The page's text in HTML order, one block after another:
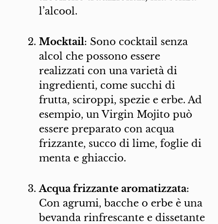
l’alcool.
Mocktail: Sono cocktail senza
alcol che possono essere
realizzati con una varietà di
ingredienti, come succhi di
frutta, sciroppi, spezie e erbe. Ad
esempio, un Virgin Mojito può
essere preparato con acqua
frizzante, succo di lime, foglie di
menta e ghiaccio.
Acqua frizzante aromatizzata:
Con agrumi, bacche o erbe è una
bevanda rinfrescante e dissetante